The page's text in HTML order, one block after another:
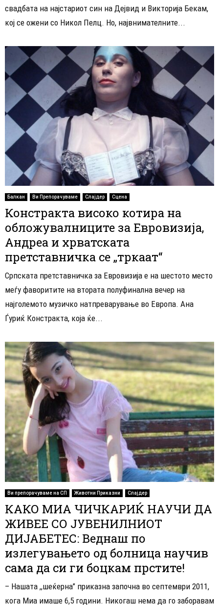
свадбата на најстариот син на Дејвид и Викторија Бекам,
кој се ожени со Никол Пелц. Но, највнимателните...
Балкан Ви Препорачуваме Слајдер Сцена
Констракта високо котира на
обложувалниците за Евровизија,
Андреа и хрватската
претставничка се „тркаат“
Српската претставничка за Евровизија е на шестото место
меѓу фаворитите на втората полуфинална вечер на
најголемото музичко натпреварување во Европа. Ана
Ѓуриќ Констракта, која ќе...
Ви препорачуваме на СП Животни Приказни Слајдер
КАКО МИА ЧИЧКАРИЌ НАУЧИ ДА
ЖИВЕЕ СО ЈУВЕНИЛНИОТ
ДИЈАБЕТЕС: Веднаш по
излегувањето од болница научив
сама да си ги боцкам прстите!
– Нашата ,,шеќерна” приказна започна во септeмври 2011,
кога Миа имаше 6,5 години. Никогаш нема да го заборавам